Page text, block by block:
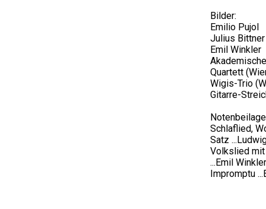
Bilder:
Emilio Pujol
Julius Bittner
Emil Winkler
Quartett
Wigis-Trio
Gitarre-
Schlaflied,
Satz
Volkslied
...Emil Winkler
Impromptu